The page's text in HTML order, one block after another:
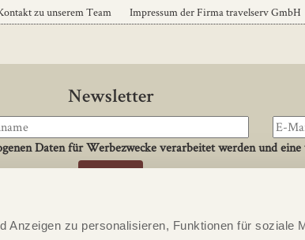
Anzeigen zu personalisieren, Funktionen für soziale
zu unserem Team Impressum der Firma travelserv GmbH
Newsletter
Daten für Werbezwecke verarbeitet werden und
Kontakt